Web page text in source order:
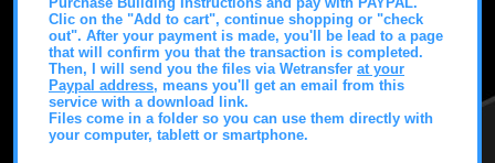
Clic on the "Add to cart", continue shopping or "check
out". After your payment is made, you'll be lead to a page
that will confirm you that the transaction is completed.
Then, I will send you the files via Wetransfer at your
Paypal address, means you'll get an email from this
service with a download link.
Files come in a folder so you can use them directly with
your computer, tablett or smartphone.